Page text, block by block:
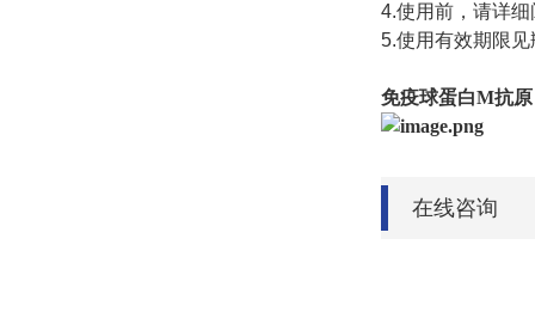
4.使用前，请详
5.使用有效期限见
免疫球蛋白M抗原
在线咨询